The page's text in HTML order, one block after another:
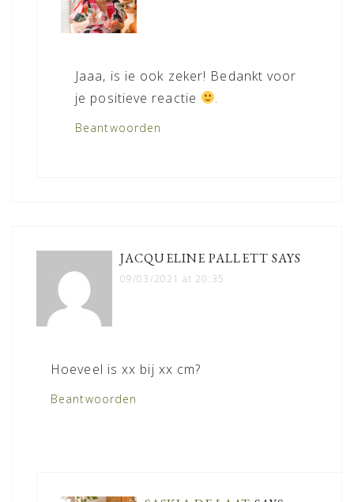
Jaaa, is ie ook zeker! Bedankt voor
je positieve reactie
.
Beantwoorden
JACQUELINE PALLETT SAYS
09/03/2021 at 20:35
Hoeveel is xx bij xx cm?
Beantwoorden